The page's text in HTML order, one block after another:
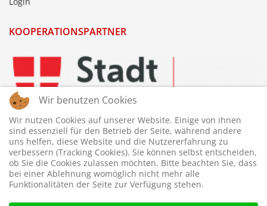
KOOPERATIONSPARTNER
Wir benutzen Cookies
Wir nutzen Cookies auf unserer Website. Einige von ihnen
sind essenziell für den Betrieb der Seite, während andere
uns helfen, diese Website und die Nutzererfahrung zu
verbessern (Tracking Cookies). Sie können selbst entscheiden,
ob Sie die Cookies zulassen möchten. Bitte beachten Sie, dass
bei einer Ablehnung womöglich nicht mehr alle
Funktionalitäten der Seite zur Verfügung stehen.